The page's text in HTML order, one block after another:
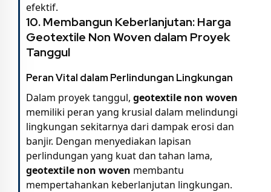
efektif.
10. Membangun Keberlanjutan:Harga
Geotextile Non Woven dalam Proyek
Tanggul
Peran Vital dalam Perlindungan Lingkungan
Dalam proyek tanggul, geotextile non woven
memiliki peran yang krusial dalam melindungi
lingkungan sekitarnya dari dampak erosi dan
banjir. Dengan menyediakan lapisan
perlindungan yang kuat dan tahan lama,
geotextile non woven membantu
mempertahankan keberlanjutan lingkungan.